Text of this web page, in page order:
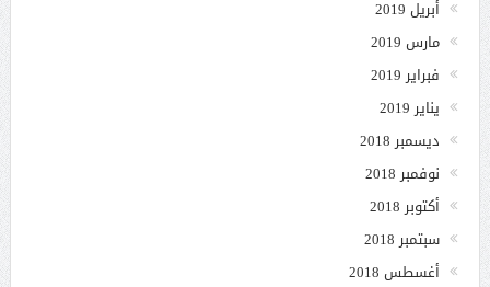
أبريل 2019
مارس 2019
فبراير 2019
يناير 2019
ديسمبر 2018
نوفمبر 2018
أكتوبر 2018
سبتمبر 2018
أغسطس 2018